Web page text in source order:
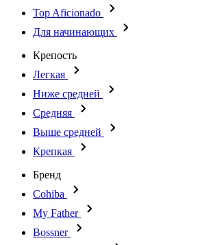
Top Aficionado
Для начинающих
Крепость
Легкая
Ниже средней
Средняя
Выше средней
Крепкая
Бренд
Cohiba
My Father
Bossner